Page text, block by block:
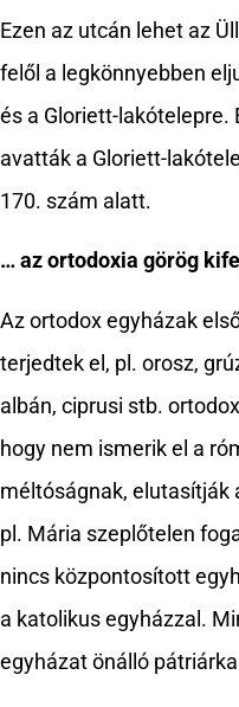
Ezen az utcán lehet az
felől a legkönnyebben
és a Gloriett-lakótelepre.
avatták a Gloriett-
170. szám alatt.
… az ortodoxia görög
Az ortodox egyházak
terjedtek el, pl. orosz,
albán, ciprusi stb.
hogy nem ismerik el a
méltóságnak, elutasítják
pl. Mária szeplőtelen
nincs központosított
a katolikus egyházzal.
egyházat önálló